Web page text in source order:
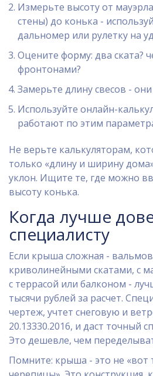
Измерьте высоту от
стены) до конька -
дальномер или рулетку на
Оцените форму: два ската?
фронтонами?
Замерьте длину свесов -
Используйте онлайн-
работают по этим
Не верьте калькуляторам,
только «длину и ширину
уклон. Ищите те, где можно
высоту конька.
Когда лучше
специалисту
Если крыша сложная -
криволинейными скатами, с
с террасой или балконом -
тысячи рублей за расчет.
чертеж, учтет снеговую и
20.13330.2016, и даст точный
Это дешевле, чем
Помните: крыша - это не «вот